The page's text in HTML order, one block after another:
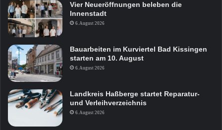
Vier Neueröffnungen beleben die
Innenstadt
6. August 2026
Bauarbeiten im Kurviertel Bad Kissingen
starten am 10. August
6. August 2026
Landkreis Haßberge startet Reparatur-
und Verleihverzeichnis
6. August 2026